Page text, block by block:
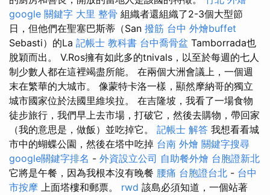
google 關鍵字 大里 整骨 組織者還組織了2-3個大型節
日，但他們在聖塞巴斯蒂（San 撥筋 台中 外燴buffet
Sebasti）的La 記帳士 教科書 台中喬骨盆 Tamborrada也
脫穎而出。 V.Ros擁有如此多的tnivals，以至於每週的七人
制少數人都在這裡竭盡所能。 在兩個大洲會議上，一個週
末在繁華的大城市。 像蒙特卡洛一樣，顯然摩納哥的獨立
城市國家位於法國里維埃拉。 在吉隆坡，我看了一場食物
徒步旅行，我們早上去市場，打破它，然後去購物，帶回家
（我的意思是，做飯）並吃掉它。 記帳士 解答 我想看看城
市中的蝴蝶公園，然後在塔中吃掉 台南 外燴 關鍵字搜尋
google關鍵字排名 - 外資設立公司 自助餐外燴 台胞證新北
它將是午餐，因為我根本沒有晚餐 腰痛 台胞證台北 - 台中
市按摩 上面塔樓和郵票。 rwd 該島必須知道，一個站著